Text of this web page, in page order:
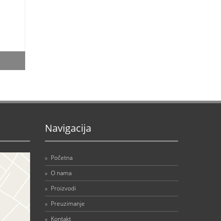
Navigacija
» Početna
» O nama
» Proizvodi
» Preuzimanje
» Kontakt